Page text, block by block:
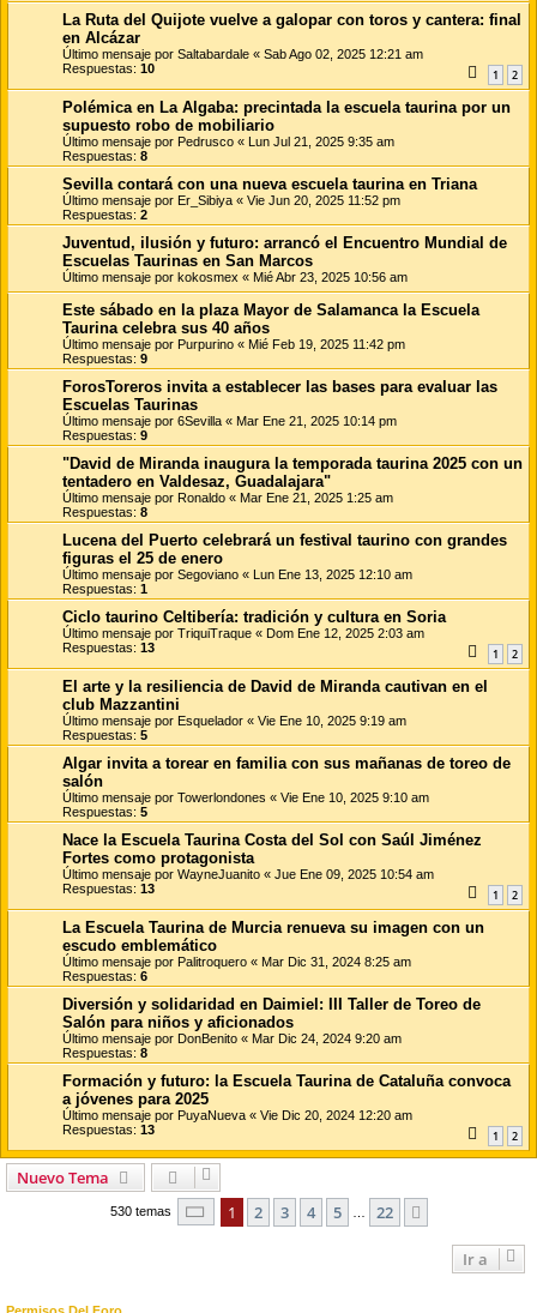
La Ruta del Quijote vuelve a galopar con toros y cantera: final
en Alcázar
Último mensaje por Saltabardale « Sab Ago 02, 2025 12:21 am
Respuestas: 10 1 2
Polémica en La Algaba: precintada la escuela taurina por un
supuesto robo de mobiliario
Último mensaje por Pedrusco « Lun Jul 21, 2025 9:35 am
Respuestas: 8
Sevilla contará con una nueva escuela taurina en Triana
Último mensaje por Er_Sibiya « Vie Jun 20, 2025 11:52 pm
Respuestas: 2
Juventud, ilusión y futuro: arrancó el Encuentro Mundial de
Escuelas Taurinas en San Marcos
Último mensaje por kokosmex « Mié Abr 23, 2025 10:56 am
Este sábado en la plaza Mayor de Salamanca la Escuela
Taurina celebra sus 40 años
Último mensaje por Purpurino « Mié Feb 19, 2025 11:42 pm
Respuestas: 9
ForosToreros invita a establecer las bases para evaluar las
Escuelas Taurinas
Último mensaje por 6Sevilla « Mar Ene 21, 2025 10:14 pm
Respuestas: 9
"David de Miranda inaugura la temporada taurina 2025 con un
tentadero en Valdesaz, Guadalajara"
Último mensaje por Ronaldo « Mar Ene 21, 2025 1:25 am
Respuestas: 8
Lucena del Puerto celebrará un festival taurino con grandes
figuras el 25 de enero
Último mensaje por Segoviano « Lun Ene 13, 2025 12:10 am
Respuestas: 1
Ciclo taurino Celtibería: tradición y cultura en Soria
Último mensaje por TriquiTraque « Dom Ene 12, 2025 2:03 am
Respuestas: 13 1 2
El arte y la resiliencia de David de Miranda cautivan en el
club Mazzantini
Último mensaje por Esquelador « Vie Ene 10, 2025 9:19 am
Respuestas: 5
Algar invita a torear en familia con sus mañanas de toreo de
salón
Último mensaje por Towerlondones « Vie Ene 10, 2025 9:10 am
Respuestas: 5
Nace la Escuela Taurina Costa del Sol con Saúl Jiménez
Fortes como protagonista
Último mensaje por WayneJuanito « Jue Ene 09, 2025 10:54 am
Respuestas: 13 1 2
La Escuela Taurina de Murcia renueva su imagen con un
escudo emblemático
Último mensaje por Palitroquero « Mar Dic 31, 2024 8:25 am
Respuestas: 6
Diversión y solidaridad en Daimiel: III Taller de Toreo de
Salón para niños y aficionados
Último mensaje por DonBenito « Mar Dic 24, 2024 9:20 am
Respuestas: 8
Formación y futuro: la Escuela Taurina de Cataluña convoca
a jóvenes para 2025
Último mensaje por PuyaNueva « Vie Dic 20, 2024 12:20 am
Respuestas: 13 1 2
Nuevo Tema
530 temas Página de 22
1 2 3 4 5 22
Ir a